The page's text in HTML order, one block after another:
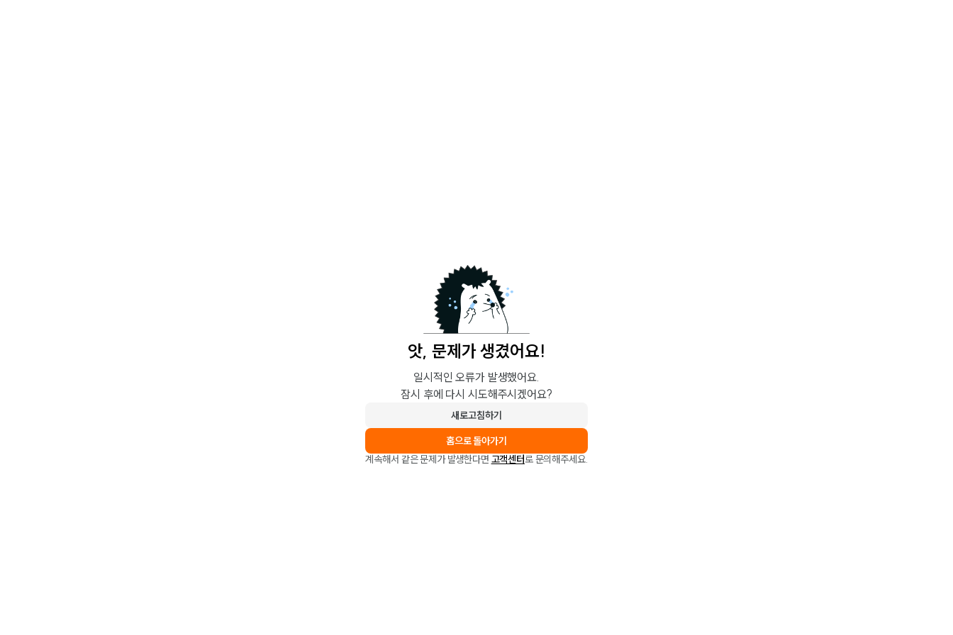
앗, 문제가 생겼어요!
일시적인 오류가 발생했어요.
잠시 후에 다시 시도해주시겠어요?
새로고침하기
홈으로 돌아가기
계속해서 같은 문제가 발생한다면 고객센터로 문의해주세요.